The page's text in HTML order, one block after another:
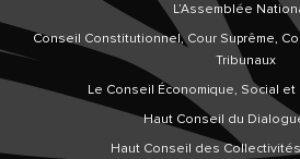
L’Assemblée
Conseil Constitutionnel, Cour Suprême,
Tribunaux
Le Conseil Économique, Social et
Haut Conseil du
Haut Conseil des